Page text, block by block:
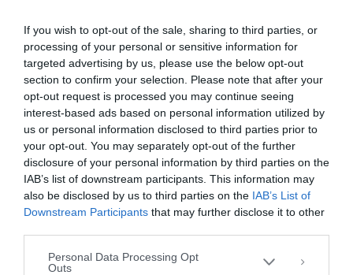
If you wish to opt-out of the sale, sharing to third parties, or
processing of your personal or sensitive information for
targeted advertising by us, please use the below opt-out
section to confirm your selection. Please note that after your
opt-out request is processed you may continue seeing
interest-based ads based on personal information utilized by
us or personal information disclosed to third parties prior to
your opt-out. You may separately opt-out of the further
disclosure of your personal information by third parties on the
IAB’s list of downstream participants. This information may
also be disclosed by us to third parties on the IAB’s List of
Downstream Participants that may further disclose it to other
Personal Data Processing Opt
Outs
Διαχείριση Συγκατάθεσης
Για να παρέχουμε την καλύτερη εμπειρία, χρησιμοποιούμε τεχνολογίες όπως
cookies για την αποθήκευση ή/και την πρόσβαση σε πληροφορίες συσκευών.
Η συγκατάθεση για τις εν λόγω τεχνολογίες θα μας επιτρέψει να
επεξεργαστούμε δεδομένα προσωπικού χαρακτήρα, όπως συμπεριφορά
περιήγησης ή μοναδικά αναγνωριστικά σε αυτόν τον ιστότοπο. Η μη
συγκατάθεση ή η ανάκληση της συγκατάθεσης, μπορεί να επηρεάσει
αρνητικά ορισμένες λειτουργίες και δυνατότητες.
Κάντε κλικ για να αποδεχτείτε cookies
εμπορικής προώθησης και να
ενεργοποιήσετε αυτό το
περιεχόμενο